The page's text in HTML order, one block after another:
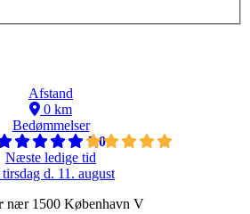
Afstand
0 km
Bedømmelser
5,0
Næste ledige tid
tirsdag d. 11. august
nær 1500 København V